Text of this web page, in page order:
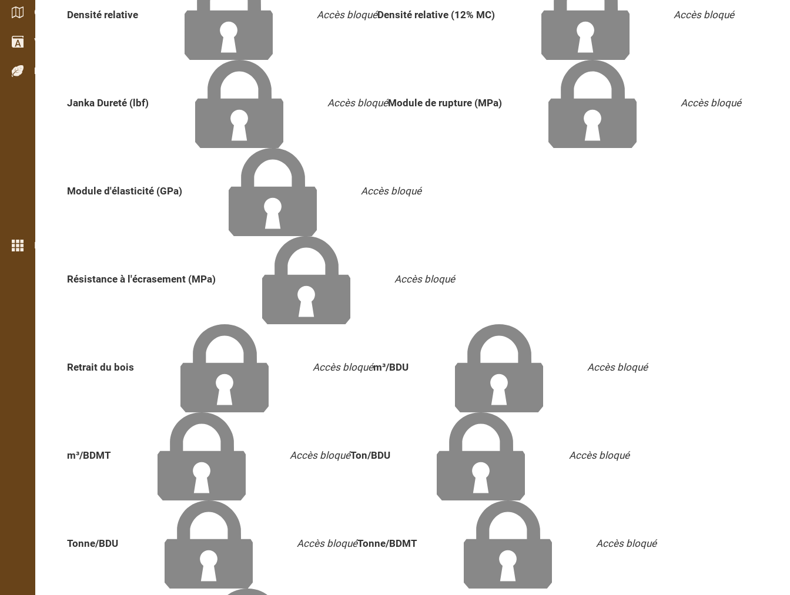
Catalogues / Brochures
Vocabulaire
Espèces de bois
Plus de fonctions
Densité relative Accès bloquéDensité relative (12% MC) Accès bloqué
Janka Dureté (lbf) Accès bloquéModule de rupture (MPa) Accès bloqué
Module d'élasticité (GPa) Accès bloqué
Résistance à l'écrasement (MPa) Accès bloqué
Retrait du bois Accès bloquém³/BDU Accès bloqué
m³/BDMT Accès bloquéTon/BDU Accès bloqué
Tonne/BDU Accès bloquéTonne/BDMT Accès bloqué